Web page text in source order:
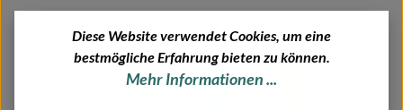
Diese Website verwendet Cookies, um eine
bestmögliche Erfahrung bieten zu können.
Mehr Informationen ...